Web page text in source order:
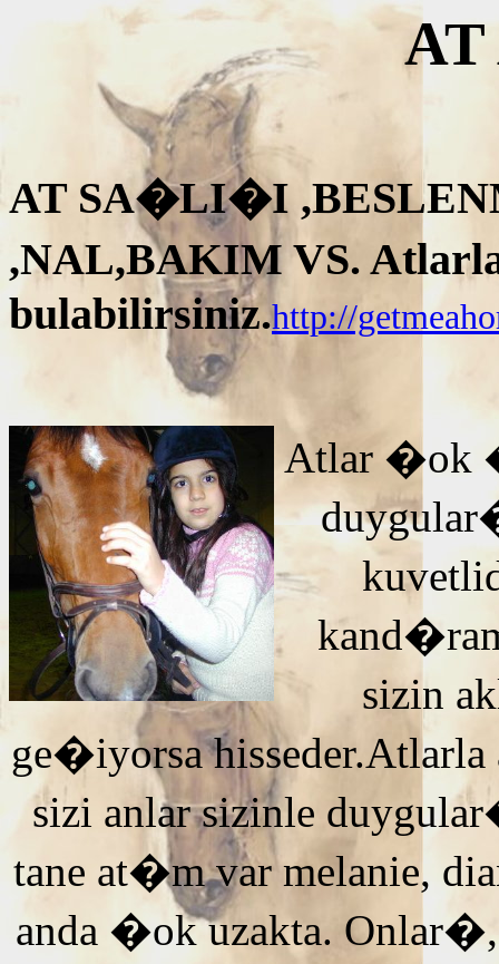
AT SA�LI�I
,NAL,BAKIM VS.
bulabilirsiniz.http://
Atlar �ok
sizin
ge�iyorsa
sizi anlar sizinle
tane at�m var melanie,
anda �ok uzakta.